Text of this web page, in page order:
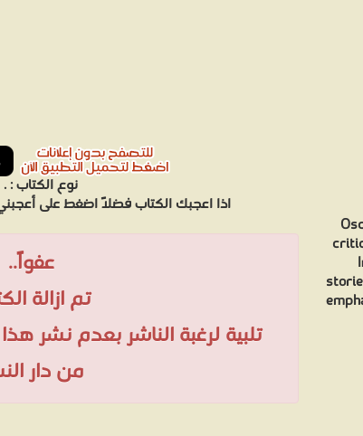
نوع الكتاب :.
اذا اعجبك الكتاب فضلاً اضغط على
عفواً..
تم ازالة
تلبية لرغبة الناشر بعدم نشر
من دار